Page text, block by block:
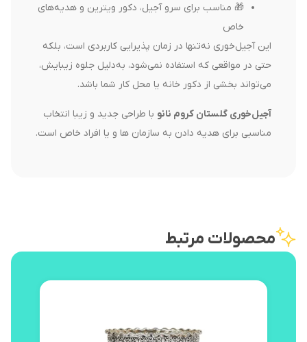
🎁 مناسب برای سرو آجیل، دکور ویترین و هدیه‌های
خاص
این آجیل‌خوری نه‌تنها در زمان پذیرایی کاربردی است، بلکه
حتی در مواقعی که استفاده نمی‌شود، به‌دلیل جلوه زیبایش،
می‌تواند بخشی از دکور خانه یا محل کار شما باشد.
آجیل‌خوری گلستان کروم نانو با طراحی جدید و زیبا انتخاب
مناسبی برای هدیه دادن به سازمان ها و یا افراد خاص است.
محصولات مرتبط